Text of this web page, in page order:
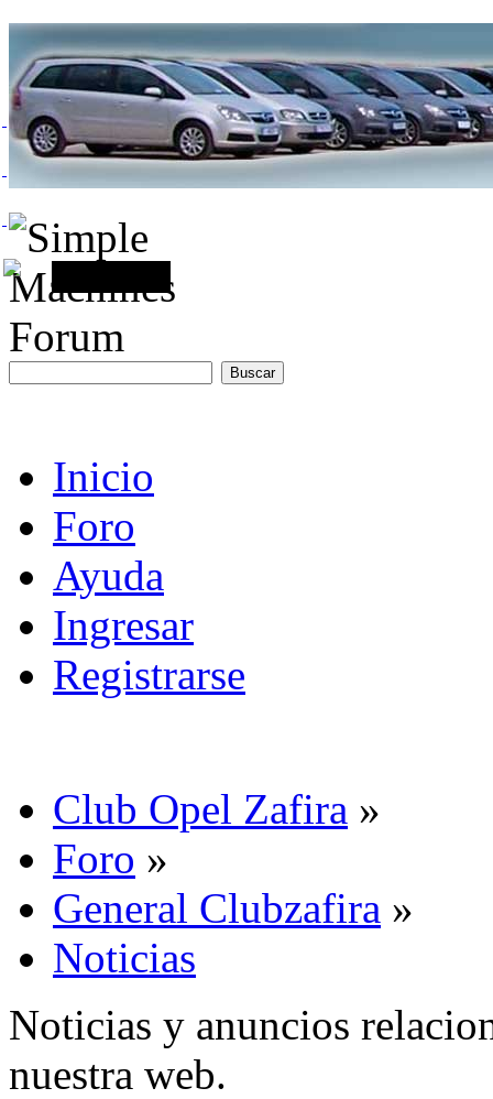
Inicio
Foro
Ayuda
Ingresar
Registrarse
Club Opel Zafira »
Foro »
General Clubzafira »
Noticias
Noticias y anuncios
nuestra web.